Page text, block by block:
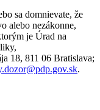
sa domnievate, že
alebo nezákonne,
je Úrad na
18, 811 06 Bratislava;
.